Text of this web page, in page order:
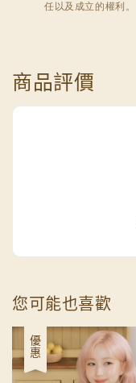
任以及成立的權利。
商品評價
您可能也喜歡
優惠